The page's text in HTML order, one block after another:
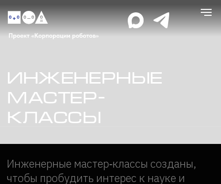
мастер-
классы
Инженерные мастер‑классы созданы,
инженерии без скучных лекций — через
реальные проекты, где каждый шаг
приносит радость открытия.